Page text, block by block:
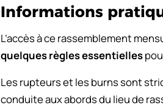
Informations
L’accès à ce rassemblement
quelques règles essentielles
Les rupteurs et les burns sont
conduite aux abords du lieu de